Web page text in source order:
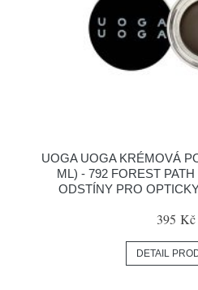
UOGA UOGA KRÉMOVÁ
ML) - 792 FOREST
ODSTÍNY PRO
395 Kč
DETAIL